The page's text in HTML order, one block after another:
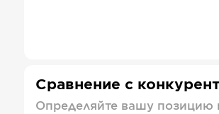
Сравнение с
Определяйте вашу позицию